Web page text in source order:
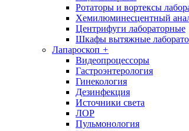
Ротаторы и вортексы
Хемилюминесцентный
Центрифуги лабораторные
Шкафы вытяжные
Лапароскоп +
Видеопроцессоры
Гастроэнтерология
Гинекология
Дезинфекция
Источники света
ЛОР
Пульмонология